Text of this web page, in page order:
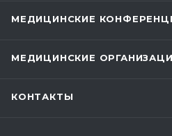
МЕДИЦИНСКИЕ
МЕДИЦИНСКИЕ
КОНТАКТЫ